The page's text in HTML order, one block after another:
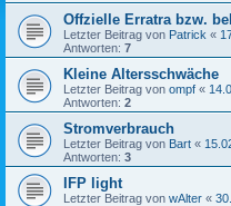
Offzielle Erratra bzw.
Letzter Beitrag von Patrick «
Antworten: 7
Kleine Altersschwäche
Letzter Beitrag von ompf «
Antworten: 2
Stromverbrauch
Letzter Beitrag von Bart «
Antworten: 3
IFP light
Letzter Beitrag von wAlter «